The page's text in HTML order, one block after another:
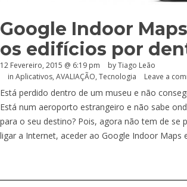
Google Indoor
os edifícios por
12 Fevereiro, 2015 @ 6:19 pm
by Tiago Leão
in Aplicativos, AVALIAÇÃO, Tecnologia Leave a
Está perdido dentro de um museu e não
Está num aeroporto estrangeiro e não sabe
para o seu destino? Pois, agora não tem de se
ligar a Internet, aceder ao Google Indoor Maps